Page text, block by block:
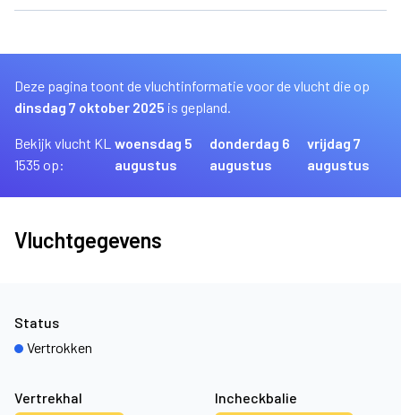
Deze pagina toont de vluchtinformatie voor de vlucht die op
dinsdag 7 oktober 2025 is gepland.
Bekijk vlucht KL
1535 op:
woensdag 5
augustus
donderdag 6
augustus
vrijdag 7
augustus
Vluchtgegevens
Vertrekhal Incheckbalie
Status
Vertrokken